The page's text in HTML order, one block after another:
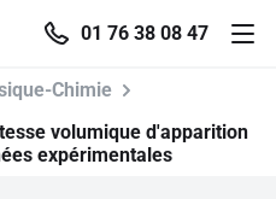
01 76 38 08 47
Chimie
volumique d'apparition
expérimentales